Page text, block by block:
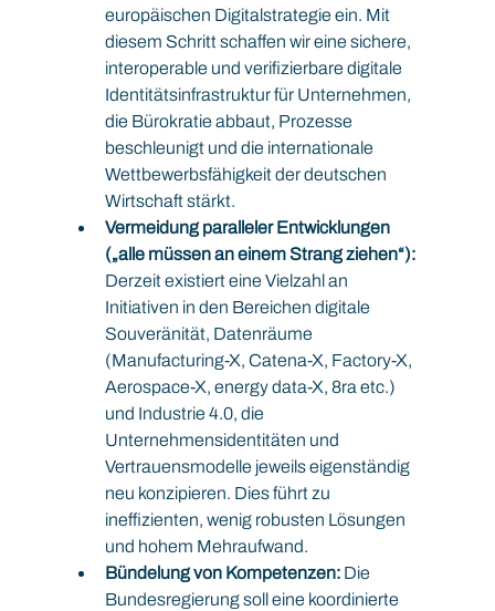
europäischen Digitalstrategie ein. Mit
diesem Schritt schaffen wir eine sichere,
interoperable und verifizierbare digitale
Identitätsinfrastruktur für Unternehmen,
die Bürokratie abbaut, Prozesse
beschleunigt und die internationale
Wettbewerbsfähigkeit der deutschen
Wirtschaft stärkt.
Vermeidung paralleler Entwicklungen
(„alle müssen an einem Strang ziehen“):
Derzeit existiert eine Vielzahl an
Initiativen in den Bereichen digitale
Souveränität, Datenräume
(Manufacturing-X, Catena-X, Factory-X,
Aerospace-X, energy data-X, 8ra etc.)
und Industrie 4.0, die
Unternehmensidentitäten und
Vertrauensmodelle jeweils eigenständig
neu konzipieren. Dies führt zu
ineffizienten, wenig robusten Lösungen
und hohem Mehraufwand.
Bündelung von Kompetenzen: Die
Bundesregierung soll eine koordinierte